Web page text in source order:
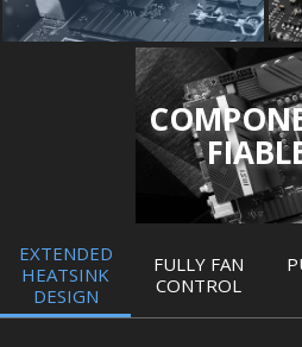
EXTENDED
HEATSINK
DESIGN
FULLY FAN
CONTROL